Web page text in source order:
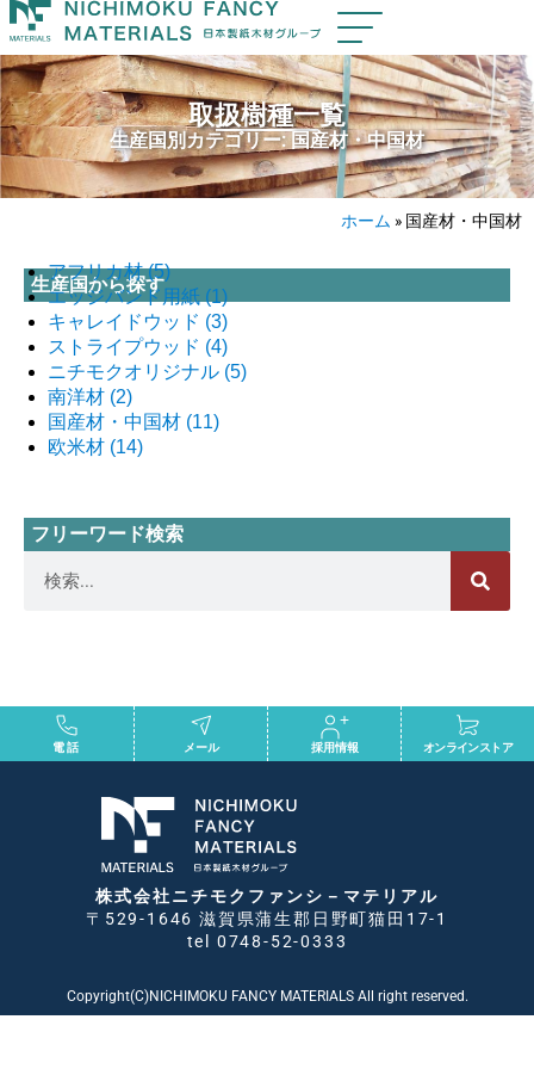
取扱樹種一覧
生産国別カテゴリー: 国産材・中国材
ホーム » 国産材・中国材
生産国から探す
アフリカ材(5)
エッジバンド用紙 (1)
キャレイドウッド (3)
ストライプウッド (4)
ニチモクオリジナル (5)
南洋材 (2)
国産材・中国材 (11)
欧米材 (14)
フリーワード検索
電話 メール 採用情報 オンラインストア
株式会社ニチモクファンシ－マテリアル
〒529-1646 滋賀県蒲生郡日野町猫田17-1
tel 0748-52-0333
Copyright(C)NICHIMOKU FANCY MATERIALS All right reserved.